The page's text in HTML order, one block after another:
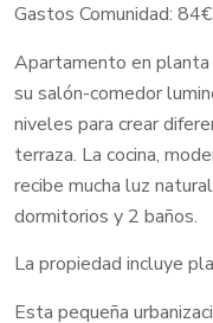
Gastos Comunidad: 84€
Apartamento en planta
su salón-comedor
niveles para crear
terraza. La cocina,
recibe mucha luz
dormitorios y 2 baños.
La propiedad incluye
Esta pequeña